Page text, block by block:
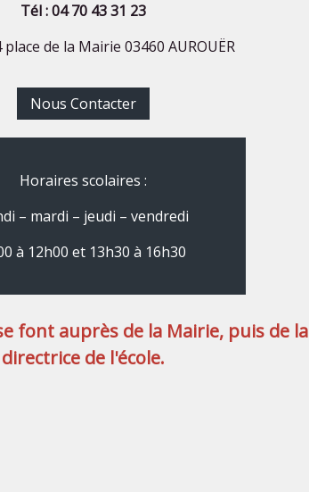
Tél : 04 70 43 31 23
place de la Mairie 03460 AUROUËR
Nous Contacter
Horaires scolaires :
– mardi – jeudi – vendredi
à 12h00 et 13h30 à 16h30
font auprès de la Mairie, puis de la
directrice de l'école.